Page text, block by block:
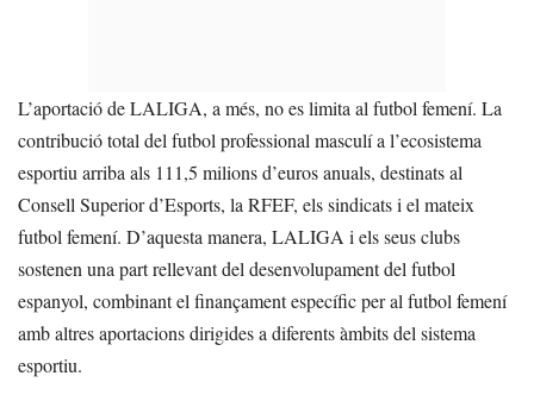
L’aportació de LALIGA, a més, no es limita al futbol femení. La
contribució total del futbol professional masculí a l’ecosistema
esportiu arriba als 111,5 milions d’euros anuals, destinats al
Consell Superior d’Esports, la RFEF, els sindicats i el mateix
futbol femení. D’aquesta manera, LALIGA i els seus clubs
sostenen una part rellevant del desenvolupament del futbol
espanyol, combinant el finançament específic per al futbol femení
amb altres aportacions dirigides a diferents àmbits del sistema
esportiu.